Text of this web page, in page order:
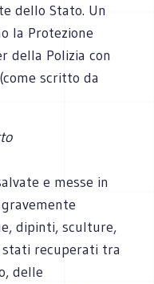
dello Stato. Un
la Protezione
della Polizia con
scritto da
e messe in
dipinti, sculture,
recuperati tra
delle